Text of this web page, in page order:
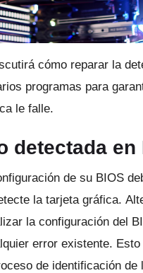
cómo reparar la
programas para
le falle.
detectada en
de su BIOS
la tarjeta gráfica.
la configuración del
error existente.
de identificación de